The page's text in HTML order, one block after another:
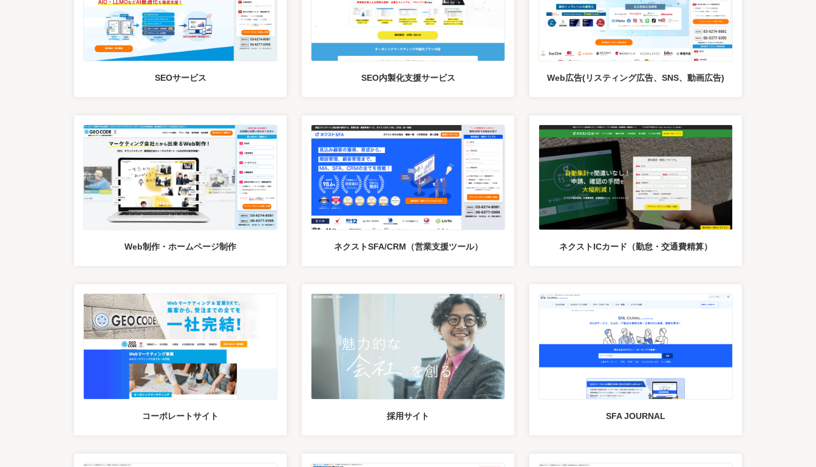
SEOサービス SEO内製化支援サービス Web広告(リスティング広告、SNS、動画広告)
Web制作・ホームページ制作 ネクストSFA/CRM（営業支援ツール） ネクストICカード（勤怠・交通費精算）
コーポレートサイト 採用サイト SFA JOURNAL